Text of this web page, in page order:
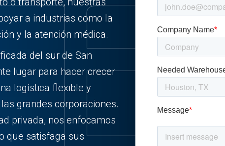
a industrias como la
y la atención médica.
del sur de San
lugar para hacer crecer
logística flexible y
grandes corporaciones.
privada, nos enfocamos
que satisfaga sus